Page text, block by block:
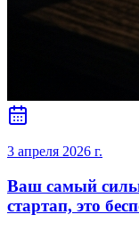
3 апреля 2026 г.
Ваш самый
стартап, это